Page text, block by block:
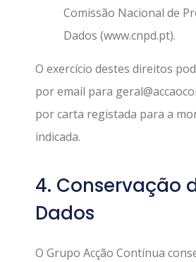
Comissão Nacional de
Dados (www.cnpd.pt).
O exercício destes direitos
por email para
por carta registada para a
indicada.
4. Conservação
Dados
O Grupo Acção Contínua